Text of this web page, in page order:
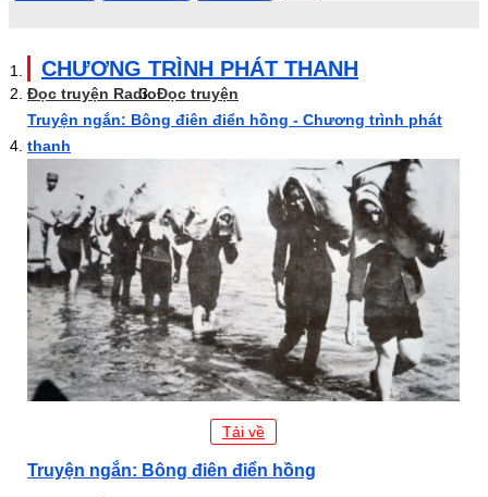
CHƯƠNG TRÌNH PHÁT THANH
Đọc truyện RadioĐọc truyện
Truyện ngắn: Bông điên điển hồng - Chương trình phát
thanh
Tải về
Truyện ngắn: Bông điên điển hồng